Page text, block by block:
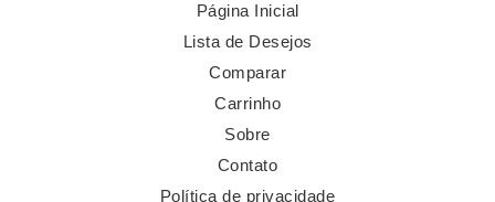
Página Inicial
Lista de Desejos
Comparar
Carrinho
Sobre
Contato
Política de privacidade